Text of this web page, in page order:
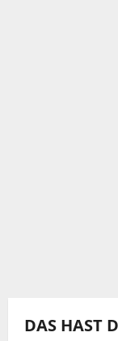
DAS HAST